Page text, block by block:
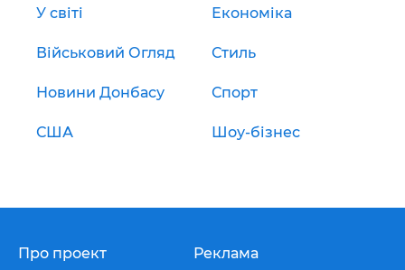
У світі Економіка
Військовий Огляд Стиль
Новини Донбасу Спорт
США Шоу-бізнес
Про проект Реклама